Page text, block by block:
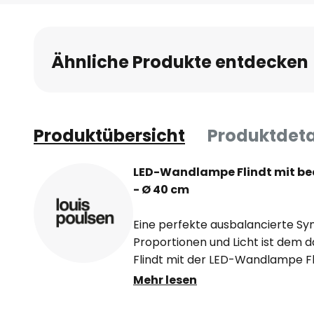
Bildgalerie
springen
Ähnliche Produkte entdecken
Produktübersicht
LED-Wandlampe Flindt mit
- Ø 40 cm
Eine perfekte ausbalancierte
Proportionen und Licht ist dem
Flindt mit der LED-Wandlampe
er eine Kombination aus
Mehr lesen